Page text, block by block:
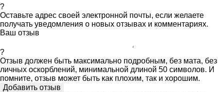
?
Оставьте адрес своей электронной почты, если желаете
получать уведомления о новых отзывах и комментариях.
Ваш отзыв
?
Отзыв должен быть максимально подробным, без мата, без
личных оскорблений, минимальной длиной 50 символов. И
помните, отзыв может быть как плохим, так и хорошим.